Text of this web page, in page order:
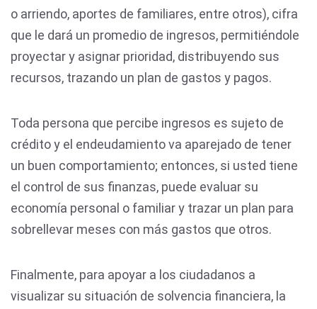
o arriendo, aportes de familiares, entre otros), cifra
que le dará un promedio de ingresos, permitiéndole
proyectar y asignar prioridad, distribuyendo sus
recursos, trazando un plan de gastos y pagos.
Toda persona que percibe ingresos es sujeto de
crédito y el endeudamiento va aparejado de tener
un buen comportamiento; entonces, si usted tiene
el control de sus finanzas, puede evaluar su
economía personal o familiar y trazar un plan para
sobrellevar meses con más gastos que otros.
Finalmente, para apoyar a los ciudadanos a
visualizar su situación de solvencia financiera, la